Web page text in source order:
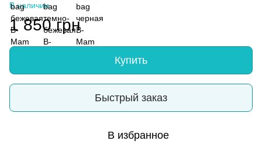
В наличии
1 850 грн
Купить
Быстрый заказ
В избранное